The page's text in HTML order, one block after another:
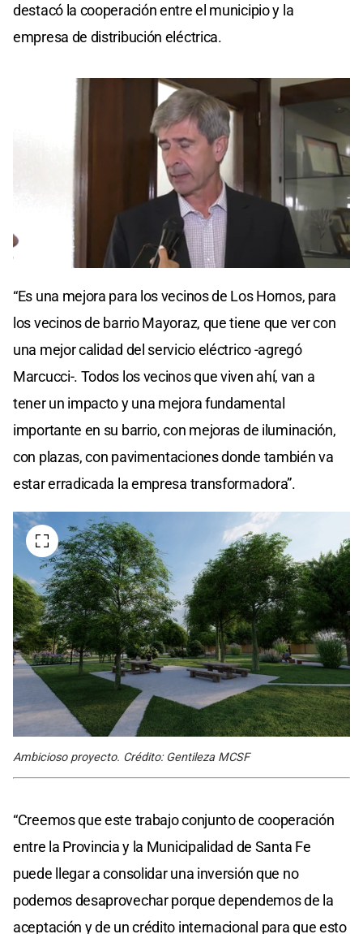
destacó la cooperación entre el municipio y la
empresa de distribución eléctrica.
of
seconds
“Es una mejora para los vecinos de Los Hornos, para
los vecinos de barrio Mayoraz, que tiene que ver con
una mejor calidad del servicio eléctrico -agregó
Marcucci-. Todos los vecinos que viven ahí, van a
tener un impacto y una mejora fundamental
importante en su barrio, con mejoras de iluminación,
con plazas, con pavimentaciones donde también va
estar erradicada la empresa transformadora”.
Ambicioso proyecto. Crédito: Gentileza MCSF
“Creemos que este trabajo conjunto de cooperación
entre la Provincia y la Municipalidad de Santa Fe
puede llegar a consolidar una inversión que no
podemos desaprovechar porque dependemos de la
aceptación y de un crédito internacional para que esto